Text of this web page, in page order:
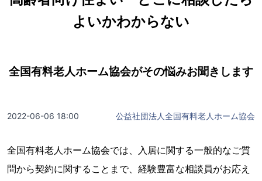
よいかわからない
全国有料老人ホーム協会がその悩みお聞きします
2022-06-06 18:00 公益社団法人全国有料老人ホーム協会
全国有料老人ホーム協会では、入居に関する一般的なご質
問から契約に関することまで、経験豊富な相談員がお応え